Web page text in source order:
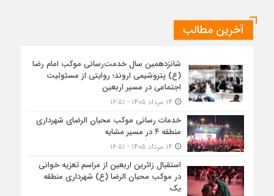
آخرین مطالب
شانزدهمین سال خدمت‌رسانی موکب امام رضا
(ع) پتروشیمی اروند؛ روایتی از مسئولیت
اجتماعی در مسیر اربعین
خدمات رسانی موکب محبان الرضای شهرداری
منطقه ۴ در مسیر مشایه
استقبال زائرین اربعین از مراسم تعزیه خوانی
در موکب محبان الرضا (ع) شهرداری منطقه
یک